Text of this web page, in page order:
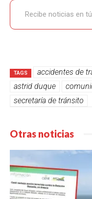
TAGS accidentes de
astrid duque
secretaría de tránsito
Otras noticias